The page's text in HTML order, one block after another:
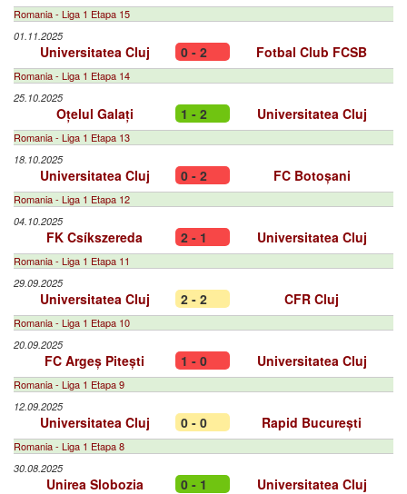
Romania - Liga 1 Etapa 15
01.11.2025
Universitatea Cluj 0 - 2 Fotbal Club FCSB
Romania - Liga 1 Etapa 14
25.10.2025
Oțelul Galați 1 - 2 Universitatea Cluj
Romania - Liga 1 Etapa 13
18.10.2025
Universitatea Cluj 0 - 2 FC Botoșani
Romania - Liga 1 Etapa 12
04.10.2025
FK Csíkszereda 2 - 1 Universitatea Cluj
Romania - Liga 1 Etapa 11
29.09.2025
Universitatea Cluj 2 - 2 CFR Cluj
Romania - Liga 1 Etapa 10
20.09.2025
FC Argeș Pitești 1 - 0 Universitatea Cluj
Romania - Liga 1 Etapa 9
12.09.2025
Universitatea Cluj 0 - 0 Rapid București
Romania - Liga 1 Etapa 8
30.08.2025
Unirea Slobozia 0 - 1 Universitatea Cluj